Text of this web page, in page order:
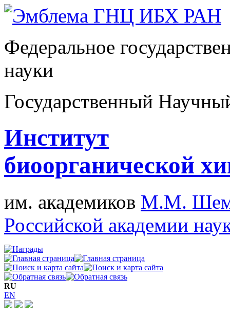
Федеральное
науки
Государственный
Институт
биоорганической
им. академиков М.М.
Российской академии
RU
EN